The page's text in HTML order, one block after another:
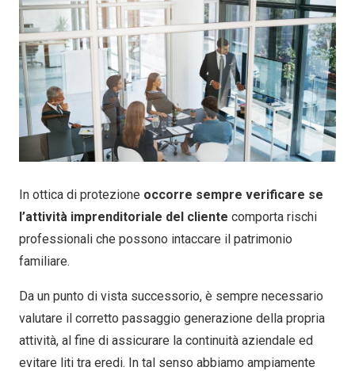
In ottica di protezione occorre sempre verificare se
l’attività imprenditoriale del cliente comporta rischi
professionali che possono intaccare il patrimonio
familiare.
Da un punto di vista successorio, è sempre necessario
valutare il corretto passaggio generazione della propria
attività, al fine di assicurare la continuità aziendale ed
evitare liti tra eredi. In tal senso abbiamo ampiamente